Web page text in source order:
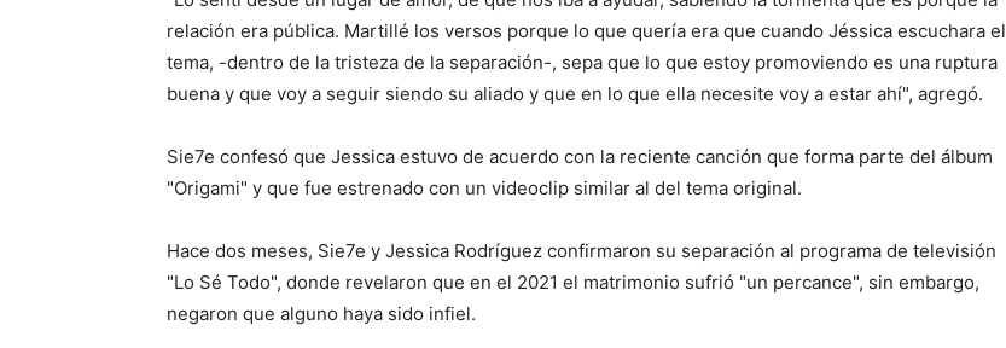
relación era pública. Martillé los versos porque lo que quería era que cuando Jéssica escuchara el
tema, -dentro de la tristeza de la separación-, sepa que lo que estoy promoviendo es una ruptura
buena y que voy a seguir siendo su aliado y que en lo que ella necesite voy a estar ahí", agregó.
Sie7e confesó que Jessica estuvo de acuerdo con la reciente canción que forma parte del álbum
"Origami" y que fue estrenado con un videoclip similar al del tema original.
Hace dos meses, Sie7e y Jessica Rodríguez confirmaron su separación al programa de televisión
"Lo Sé Todo", donde revelaron que en el 2021 el matrimonio sufrió "un percance", sin embargo,
negaron que alguno haya sido infiel.